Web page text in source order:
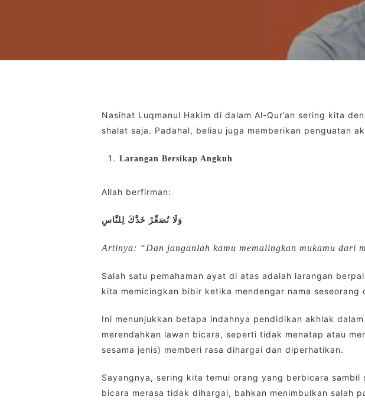
Nasihat Luqmanul Hakim di dalam Al-Qur’an sering kita
shalat saja. Padahal, beliau juga memberikan penguatan
Larangan Bersikap Angkuh
Allah berfirman:
وَلَا تُصَعِّرْ خَدَّكَ لِلنَّاسِ
Artinya: “Dan janganlah kamu memalingkan mukamu dari
Salah satu pemahaman ayat di atas adalah larangan
kita memicingkan bibir ketika mendengar nama seseorang
Ini menunjukkan betapa indahnya pendidikan akhlak
merendahkan lawan bicara, seperti tidak menatap atau
sesama jenis) memberi rasa dihargai dan diperhatikan.
Sayangnya, sering kita temui orang yang berbicara
bicara merasa tidak dihargai, bahkan menimbulkan salah